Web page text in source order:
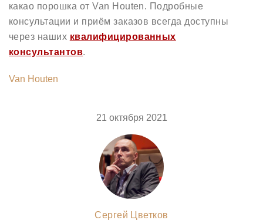
какао порошка от Van Houten. Подробные
консультации и приём заказов всегда доступны
через наших квалифицированных
консультантов.
Van Houten
21 октября 2021
Сергей Цветков